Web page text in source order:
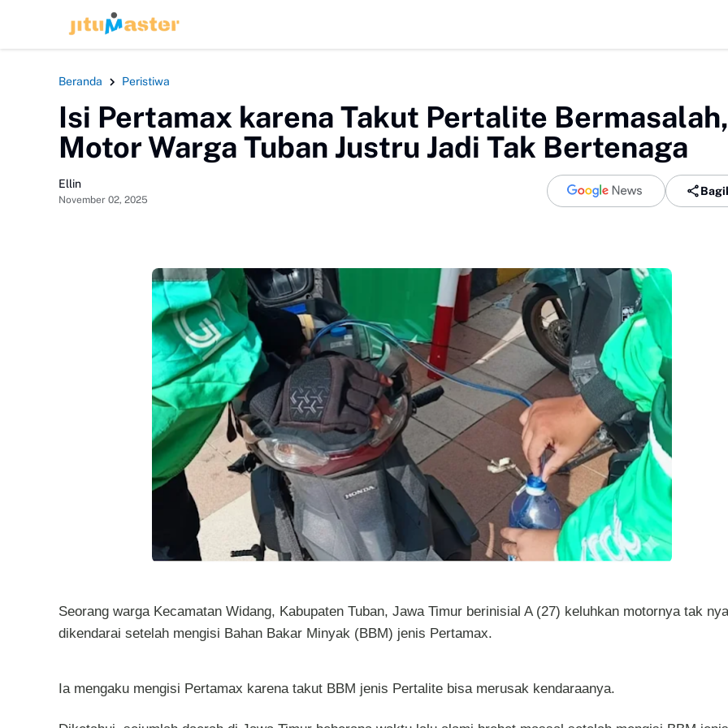
HEADLINE
Beranda Peristiwa
Isi Pertamax karena Takut Pertalite Bermasalah,
Motor Warga Tuban Justru Jadi Tak Bertenaga
Ellin
November 02, 2025
Seorang warga Kecamatan Widang, Kabupaten Tuban, Jawa Timur berinisial A (27) keluhkan motornya tak
dikendarai setelah mengisi Bahan Bakar Minyak (BBM) jenis Pertamax.
Ia mengaku mengisi Pertamax karena takut BBM jenis Pertalite bisa merusak kendaraanya.